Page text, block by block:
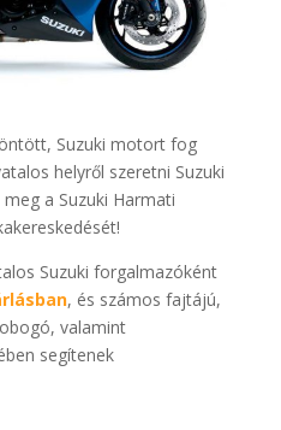
Suzuki motort fog
helyről szeretni Suzuki
a Suzuki Harmati
Suzuki forgalmazóként
, és számos fajtájú,
valamint
segítenek